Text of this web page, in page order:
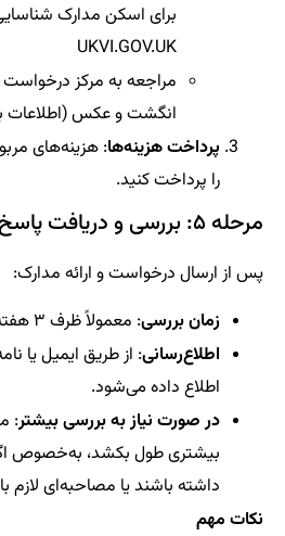
برای اسکن مدارک
UKVI.GOV.UK
انگشت و عکس (اطلاعات
پرداخت هزینه‌ها: هزینه‌های
را پرداخت کنید.
مرحله ۵: بررسی و دریافت پاسخ
پس از ارسال درخواست و ارائه مدارک:
زمان بررسی: معمولاً ظرف ۳ هفته تصمیم‌گیری می‌شود.
اطلاع‌رسانی: از طریق ایمیل یا
اطلاع داده می‌شود.
در صورت نیاز به بررسی بیشتر:
بیشتری طول بکشد، به‌خصوص اگر
داشته باشند یا مصاحبه‌ای لازم
نکات مهم